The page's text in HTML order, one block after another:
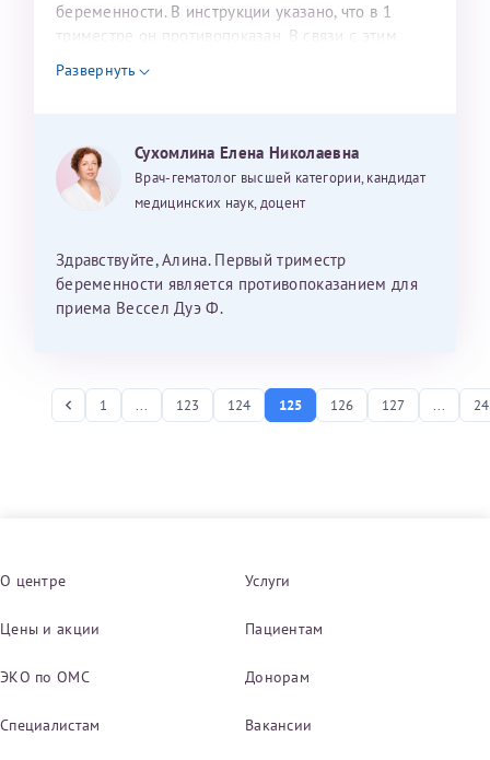
беременности. В инструкции указано, что в 1
триместре он противопоказан. В связи с этим
вопрос, допустимо ли применение препарата в 1
триместр по показаниям, либо его нужно будет
Развернуть
Сухомлина Елена Николаевна
Врач-гематолог высшей категории, кандидат
медицинских наук, доцент
Здравствуйте, Алина. Первый триместр
беременности является противопоказанием для
приема Вессел Дуэ Ф.
1 ... 123 124 125 126 127 ...
О центре Услуги
Цены и акции Пациентам
ЭКО по ОМС Донорам
Специалистам Вакансии